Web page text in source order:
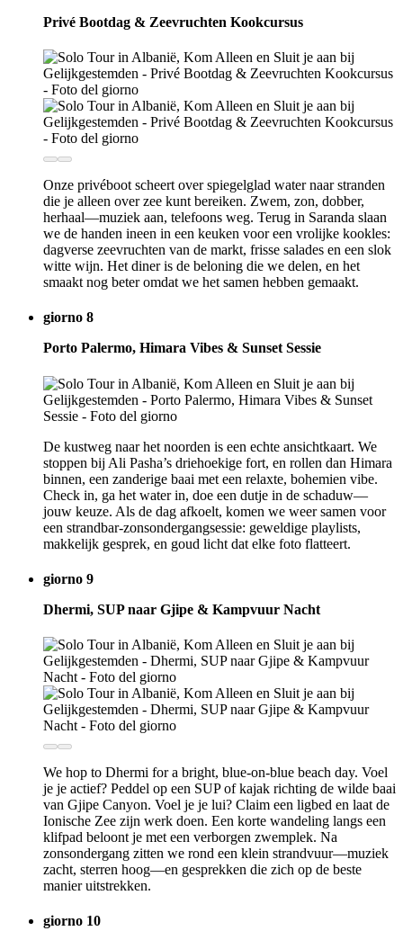
Privé Bootdag & Zeevruchten Kookcursus
Onze privéboot scheert over spiegelglad water naar stranden
die je alleen over zee kunt bereiken. Zwem, zon, dobber,
herhaal—muziek aan, telefoons weg. Terug in Saranda slaan
we de handen ineen in een keuken voor een vrolijke kookles:
dagverse zeevruchten van de markt, frisse salades en een slok
witte wijn. Het diner is de beloning die we delen, en het
smaakt nog beter omdat we het samen hebben gemaakt.
giorno 8
Porto Palermo, Himara Vibes & Sunset Sessie
De kustweg naar het noorden is een echte ansichtkaart. We
stoppen bij Ali Pasha’s driehoekige fort, en rollen dan Himara
binnen, een zanderige baai met een relaxte, bohemien vibe.
Check in, ga het water in, doe een dutje in de schaduw—
jouw keuze. Als de dag afkoelt, komen we weer samen voor
een strandbar-zonsondergangsessie: geweldige playlists,
makkelijk gesprek, en goud licht dat elke foto flatteert.
giorno 9
Dhermi, SUP naar Gjipe & Kampvuur Nacht
We hop to Dhermi for a bright, blue-on-blue beach day. Voel
je je actief? Peddel op een SUP of kajak richting de wilde baai
van Gjipe Canyon. Voel je je lui? Claim een ligbed en laat de
Ionische Zee zijn werk doen. Een korte wandeling langs een
klifpad beloont je met een verborgen zwemplek. Na
zonsondergang zitten we rond een klein strandvuur—muziek
zacht, sterren hoog—en gesprekken die zich op de beste
manier uitstrekken.
giorno 10